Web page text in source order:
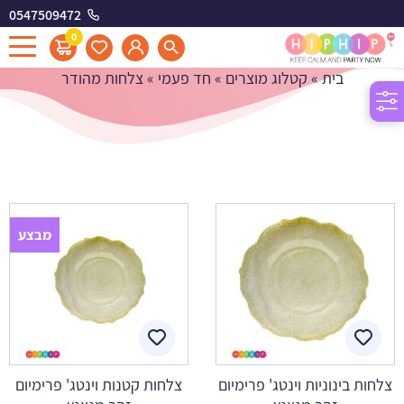
0547509472
0 צלחות מהודר
בית» קטלוג מוצרים » חד פעמי »צלחות מהודר
צלחות בינוניות וינטג' פרימיום
מבצע
צלחות קטנות וינטג' פרימיום